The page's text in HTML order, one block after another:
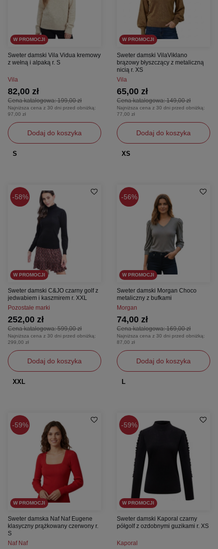
W PROMOCJI
Sweter damski Vila Vidua kremowy
z wełną i alpaką r. S
Vila
Cena katalogowa:199,00 zł
82,00 zł
Najniższa cena z 30 dni przed obniżką:
97,00 zł
Dodaj do koszyka
S
W PROMOCJI
Sweter damski VilaViklano
brązowy błyszczący z metaliczną
nicią r. XS
Vila
Cena katalogowa:149,00 zł
65,00 zł
Najniższa cena z 30 dni przed obniżką:
77,00 zł
Dodaj do koszyka
XS
58%
W PROMOCJI
Sweter damski C&JO czarny golf z
jedwabiem i kaszmirem r. XXL
Pozostałe marki
Cena katalogowa:599,00 zł
252,00 zł
Najniższa cena z 30 dni przed obniżką:
299,00 zł
Dodaj do koszyka
XXL
56%
W PROMOCJI
Sweter damski Morgan Choco
metaliczny z bufkami
Morgan
Cena katalogowa:169,00 zł
74,00 zł
Najniższa cena z 30 dni przed obniżką:
87,00 zł
Dodaj do koszyka
L
59%
W PROMOCJI
Sweter damska Naf Naf Eugene
klasyczny prążkowany czerwony r.
S
Naf Naf
59%
W PROMOCJI
Sweter damski Kaporal czarny
półgolf z ozdobnymi guzikami r. XS
Kaporal